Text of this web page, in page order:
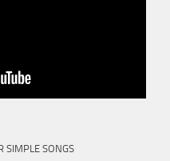
SIMPLE SONGS